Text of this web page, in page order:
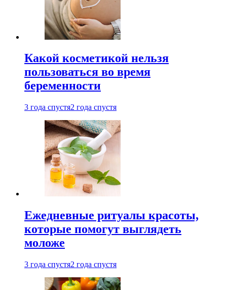
Какой косметикой нельзя
пользоваться во время
беременности
3 года спустя2 года спустя
Ежедневные ритуалы красоты,
которые помогут выглядеть
моложе
3 года спустя2 года спустя